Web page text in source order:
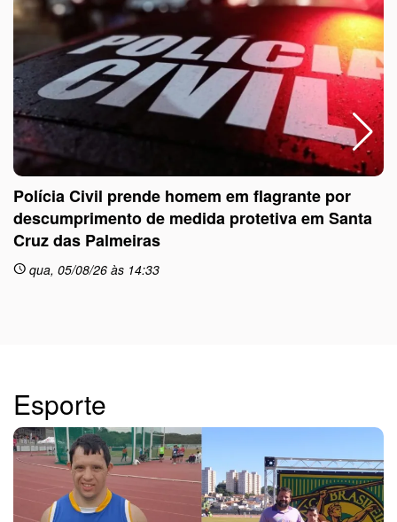
Polícia Civil prende homem em flagrante por
descumprimento de medida protetiva em Santa
Cruz das Palmeiras
schedule qua, 05/08/26 às 14:33
Esporte